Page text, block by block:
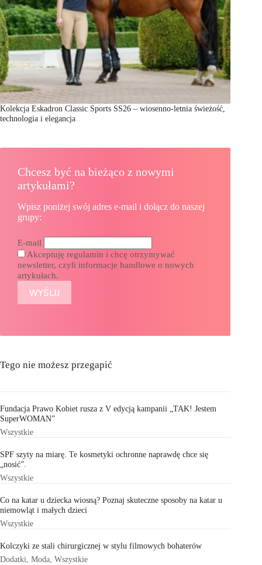
Kolekcja Eskadron Classic Sports SS26 – wiosenno-letnia świeżość,
technologia i elegancja
Chcesz być na bieżąco z nowymi
artykułami?
Wpisz poniżej swój adres e-mail i dołącz do naszej
grupy:
E-mail
Akceptuję regulamin i chcę otrzymywać
newsletter, czyli informacje handlowe o nowych
artykułach.
Tego nie możesz przegapić
Fundacja Prawo Kobiet rusza z V edycją kampanii „TAK! Jestem
SuperWOMAN”
Wszystkie
SPF szyty na miarę. Te kosmetyki ochronne naprawdę chce się
„nosić”.
Wszystkie
Co na katar u dziecka wiosną? Poznaj skuteczne sposoby na katar u
niemowląt i małych dzieci
Wszystkie
Kolczyki ze stali chirurgicznej w stylu filmowych bohaterów
Dodatki Moda Wszystkie